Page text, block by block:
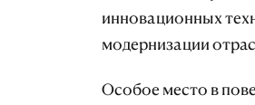
инновационных
модернизации
Особое место в